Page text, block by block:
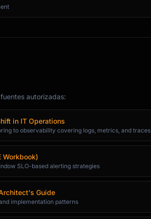
autorizadas:
in IT Operations
to observability covering logs, metrics, and traces
Workbook)
SLO-based alerting strategies
Guide
implementation patterns